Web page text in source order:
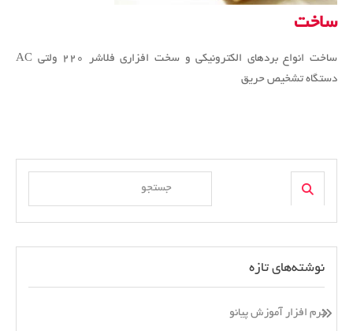
ساخت
ساخت انواع بردهای الکترونیکی و سخت افزاری فلاشر ۲۲۰ ولتی AC
دستگاه تشخیص حریق
نوشته‌های تازه
نرم افزار آموزش پیانو